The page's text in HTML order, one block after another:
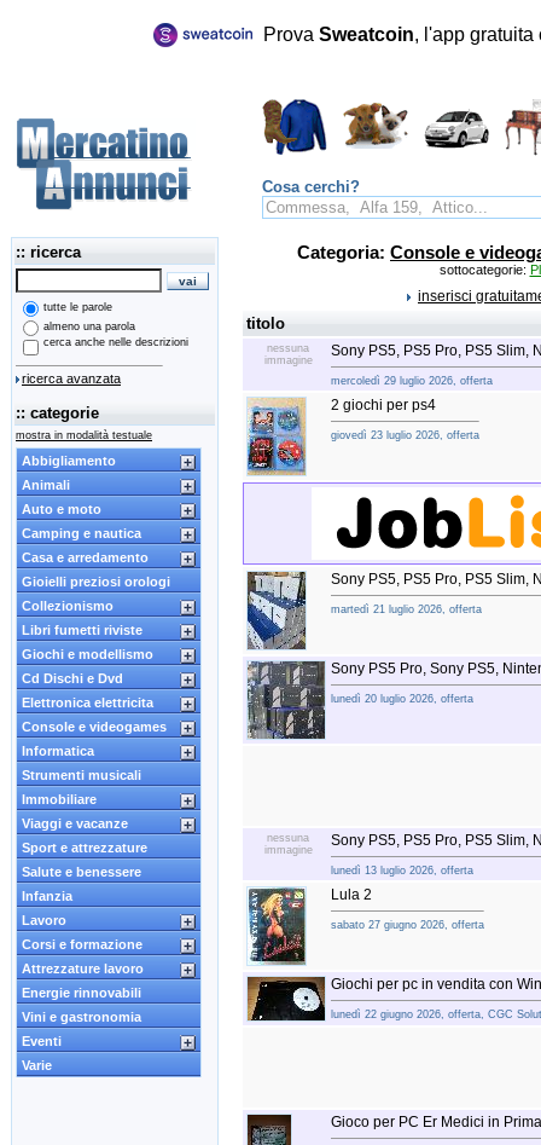
Prova Sweatcoin, l'app
Cosa cerchi?
:: ricerca
tutte le parole
almeno una parola
cerca anche nelle descrizioni
ricerca avanzata
:: categorie
mostra in modalità testuale
Abbigliamento
Animali
Auto e moto
Camping e nautica
Casa e arredamento
Gioielli preziosi orologi
Collezionismo
Libri fumetti riviste
Giochi e modellismo
Cd Dischi e Dvd
Elettronica elettricita
Console e videogames
Informatica
Strumenti musicali
Immobiliare
Viaggi e vacanze
Sport e attrezzature
Salute e benessere
Infanzia
Lavoro
Corsi e formazione
Attrezzature lavoro
Energie rinnovabili
Vini e gastronomia
Eventi
Varie
Categoria: Console e
sottocategorie:
inserisci
titolo
nessuna
immagine
Sony PS5, PS5 Pro, PS5 Slim,
mercoledì 29 luglio 2026, offerta
2 giochi per ps4
giovedì 23 luglio 2026, offerta
Sony PS5, PS5 Pro, PS5 Slim,
martedì 21 luglio 2026, offerta
Sony PS5 Pro, Sony PS5,
lunedì 20 luglio 2026, offerta
nessuna
immagine
Sony PS5, PS5 Pro, PS5 Slim,
lunedì 13 luglio 2026, offerta
Lula 2
sabato 27 giugno 2026, offerta
Giochi per pc in vendita con
lunedì 22 giugno 2026, offerta, CGC
Gioco per PC Er Medici in